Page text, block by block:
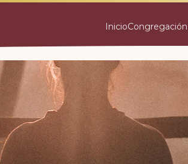
InicioCongregación